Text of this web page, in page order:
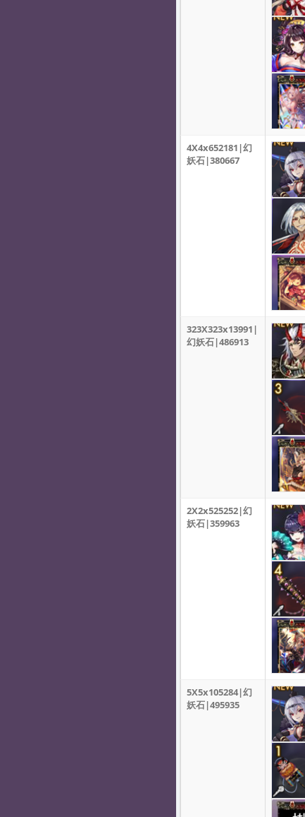
4X4x652181|幻
妖石|380667
323X323x13991|
幻妖石|486913
2X2x525252|幻
妖石|359963
5X5x105284|幻
妖石|495935